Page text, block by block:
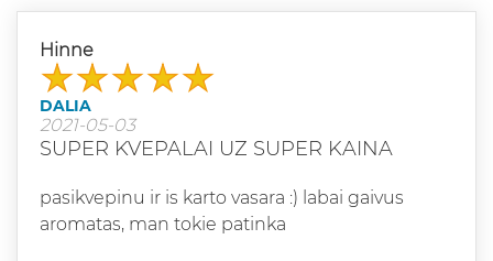
Hinne
DALIA
2021-05-03
SUPER KVEPALAI UZ SUPER KAINA
pasikvepinu ir is karto vasara :) labai gaivus
aromatas, man tokie patinka